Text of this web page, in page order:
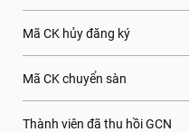
Mã CK hủy đăng ký
Mã CK chuyển sàn
Thành viên đã thu hồi GCN